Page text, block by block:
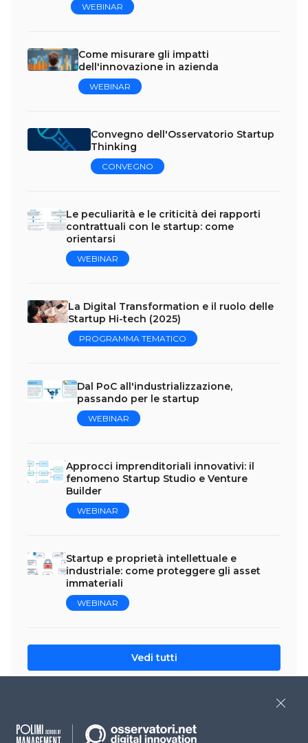
WEBINAR
Come misurare gli impatti
dell'innovazione in azienda
WEBINAR
Convegno dell'Osservatorio Startup
Thinking
CONVEGNO
Le peculiarità e le criticità dei rapporti
contrattuali con le startup: come
orientarsi
WEBINAR
La Digital Transformation e il ruolo delle
Startup Hi-tech (2025)
PROGRAMMA TEMATICO
Dal PoC all'industrializzazione,
passando per le startup
WEBINAR
Approcci imprenditoriali innovativi: il
fenomeno Startup Studio e Venture
Builder
WEBINAR
Startup e proprietà intellettuale e
industriale: come proteggere gli asset
immateriali
WEBINAR
Vedi tutti
Lascia un commento